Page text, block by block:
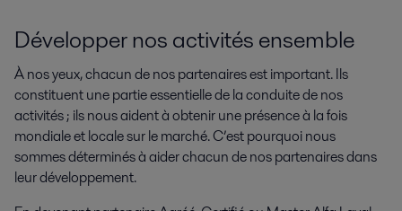
Développer nos activités ensemble
À nos yeux, chacun de nos partenaires est important. Ils
constituent une partie essentielle de la conduite de nos
activités ; ils nous aident à obtenir une présence à la fois
mondiale et locale sur le marché. C’est pourquoi nous
sommes déterminés à aider chacun de nos partenaires dans
leur développement.